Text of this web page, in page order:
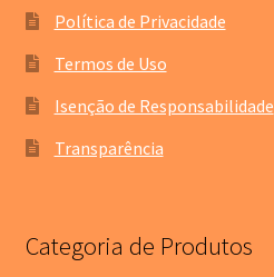
Política de Privacidade
Termos de Uso
Isenção de Responsabilidade
Transparência
Categoria de Produtos